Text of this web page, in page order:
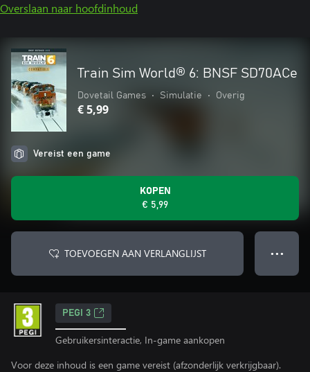
Overslaan naar hoofdinhoud
Train Sim World® 6: BNSF SD70ACe
Dovetail Games • Simulatie • Overig
€ 5,99
Vereist een game
KOPEN
€ 5,99
TOEVOEGEN AAN VERLANGLIJST ● ● ●
PEGI 3
Gebruikersinteractie, In-game aankopen
Voor deze inhoud is een game vereist (afzonderlijk verkrijgbaar).